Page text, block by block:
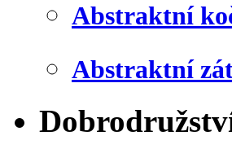
Abstraktní
Abstraktní